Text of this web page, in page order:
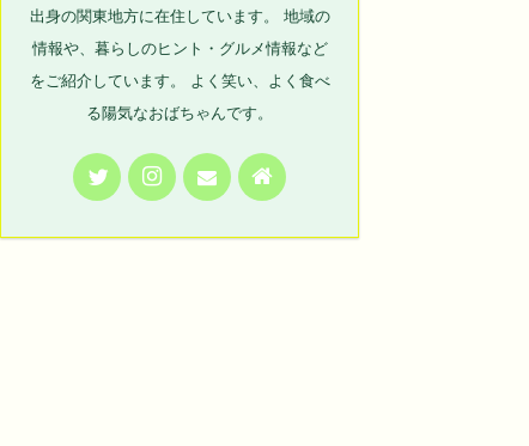
出身の関東地方に在住しています。 地域の
情報や、暮らしのヒント・グルメ情報など
をご紹介しています。 よく笑い、よく食べ
る陽気なおばちゃんです。